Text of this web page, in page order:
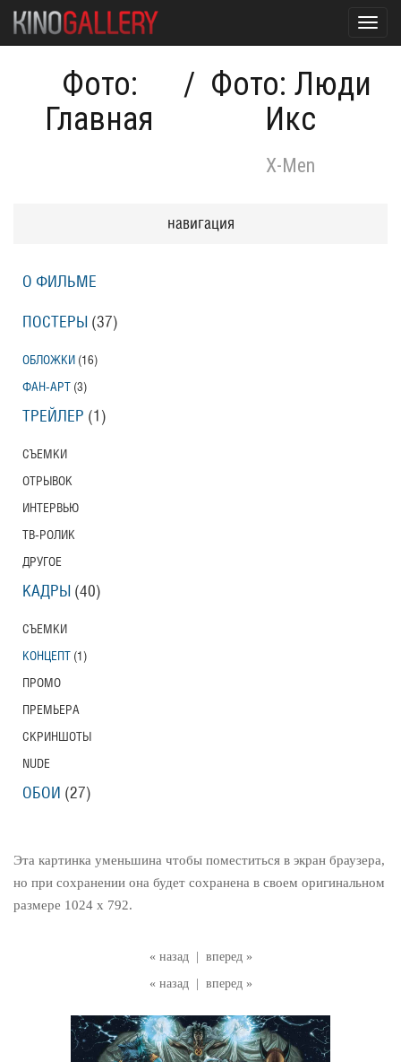
Фото:
Главная
/ Фото: Люди
Икс
X-Men
« назад
вперед »
« назад
вперед »
Эта картинка уменьшина чтобы поместиться в экран браузера,
но при сохранении она будет сохранена в своем оригинальном
размере 1024 x 792.
навигация
О ФИЛЬМЕ
ПОСТЕРЫ (37)
ОБЛОЖКИ (16)
ФАН-АРТ (3)
ТРЕЙЛЕР (1)
СЪЕМКИ
ОТРЫВОК
ИНТЕРВЬЮ
ТВ-РОЛИК
ДРУГОЕ
КАДРЫ (40)
СЪЕМКИ
КОНЦЕПТ (1)
ПРОМО
ПРЕМЬЕРА
СКРИНШОТЫ
NUDE
ОБОИ (27)